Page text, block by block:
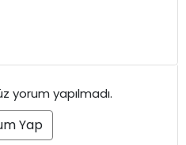
yorum yapılmadı.
Yap